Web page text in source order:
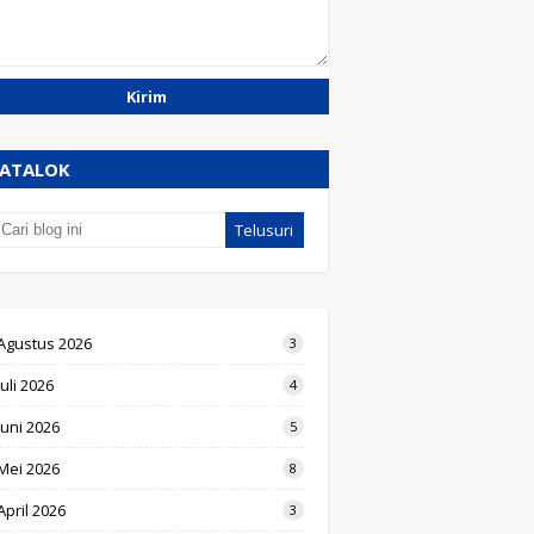
2026 3
2026 4
2026 5
2026 8
2026 3